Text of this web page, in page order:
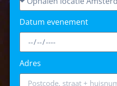
Datum evenement
Adres